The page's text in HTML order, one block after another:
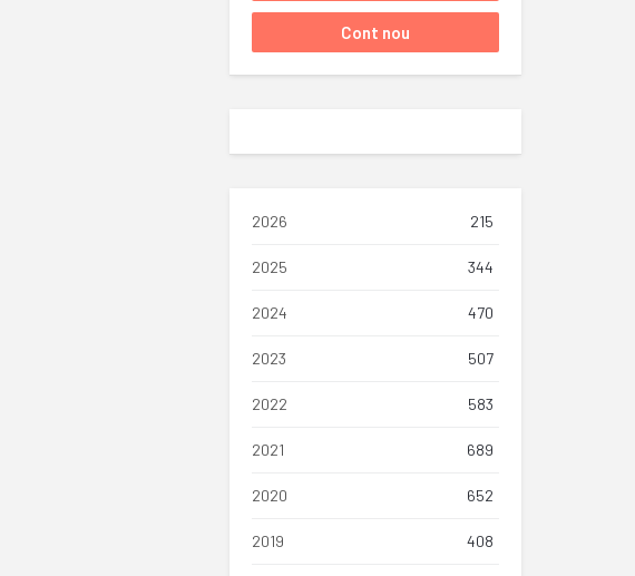
2026 215
2025 344
2024 470
2023 507
2022 583
2021 689
2020 652
2019 408